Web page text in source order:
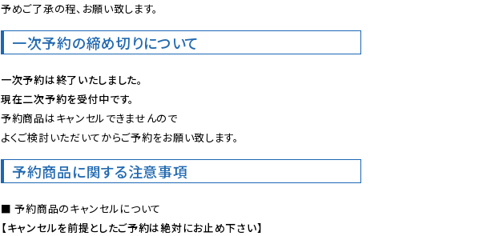
予めご了承の程、お願い致します。
一次予約の締め切りについて
一次予約は終了いたしました。
現在二次予約を受付中です。
予約商品はキャンセルできませんので
よくご検討いただいてからご予約をお願い致します。
予約商品に関する注意事項
【キャンセルを前提としたご予約は絶対にお止め下さい】